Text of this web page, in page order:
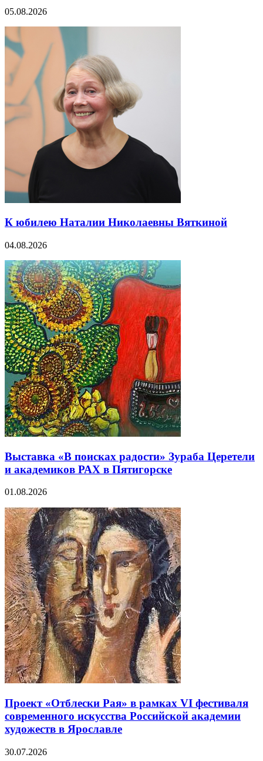
05.08.2026
К юбилею Наталии Николаевны Вяткиной
04.08.2026
Выставка «В поисках радости» Зураба Церетели
и академиков РАХ в Пятигорске
01.08.2026
Проект «Отблески Рая» в рамках VI фестиваля
современного искусства Российской академии
художеств в Ярославле
30.07.2026